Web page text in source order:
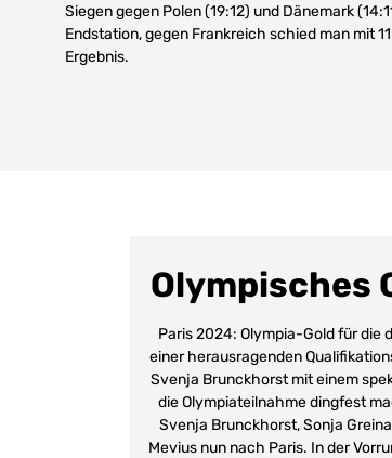
Siegen gegen Polen (19:12) und Dänemark
Endstation, gegen Frankreich schied man mit
Ergebnis.
Olympisches
Paris 2024: Olympia-Gold für die
einer herausragenden
Svenja Brunckhorst mit einem
die Olympiateilnahme dingfest
Svenja Brunckhorst, Sonja
Mevius nun nach Paris. In der